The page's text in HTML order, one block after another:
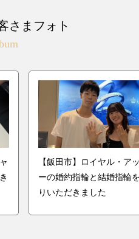
さまフォト
【飯田市】ロイヤル・ア
ーの婚約指輪と結婚指輪
りいただきました